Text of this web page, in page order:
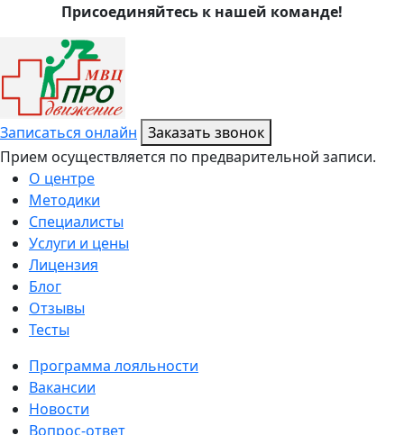
Присоединяйтесь к нашей команде!
Записаться онлайн Заказать звонок
Прием осуществляется по предварительной записи.
О центре
Методики
Специалисты
Услуги и цены
Лицензия
Блог
Отзывы
Тесты
Программа лояльности
Вакансии
Новости
Вопрос-ответ